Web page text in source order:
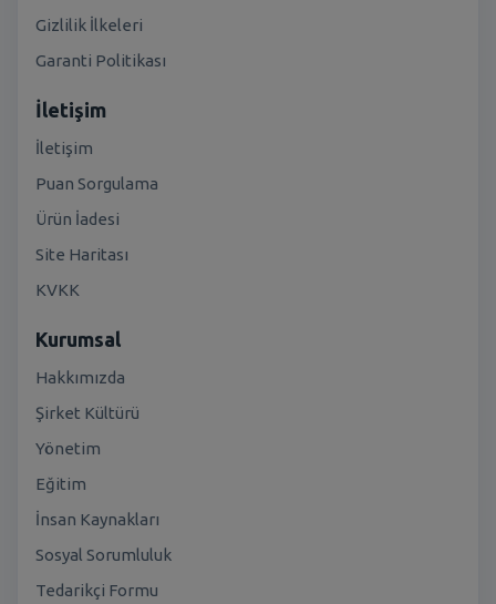
Gizlilik İlkeleri
Garanti Politikası
İletişim
İletişim
Puan Sorgulama
Ürün İadesi
Site Haritası
KVKK
Kurumsal
Hakkımızda
Şirket Kültürü
Yönetim
Eğitim
İnsan Kaynakları
Sosyal Sorumluluk
Tedarikçi Formu